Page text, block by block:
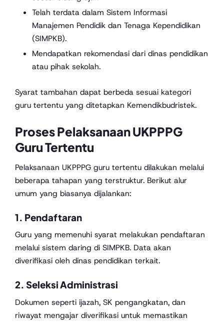
Telah terdata dalam Sistem Informasi
Manajemen Pendidik dan Tenaga Kependidikan
(SIMPKB).
Mendapatkan rekomendasi dari dinas pendidikan
atau pihak sekolah.
Syarat tambahan dapat berbeda sesuai kategori
guru tertentu yang ditetapkan Kemendikbudristek.
Proses Pelaksanaan UKPPPG
Guru Tertentu
Pelaksanaan UKPPPG guru tertentu dilakukan melalui
beberapa tahapan yang terstruktur. Berikut alur
umum yang biasanya dijalankan:
1. Pendaftaran
Guru yang memenuhi syarat melakukan pendaftaran
melalui sistem daring di SIMPKB. Data akan
diverifikasi oleh dinas pendidikan terkait.
2. Seleksi Administrasi
Dokumen seperti ijazah, SK pengangkatan, dan
riwayat mengajar diverifikasi untuk memastikan